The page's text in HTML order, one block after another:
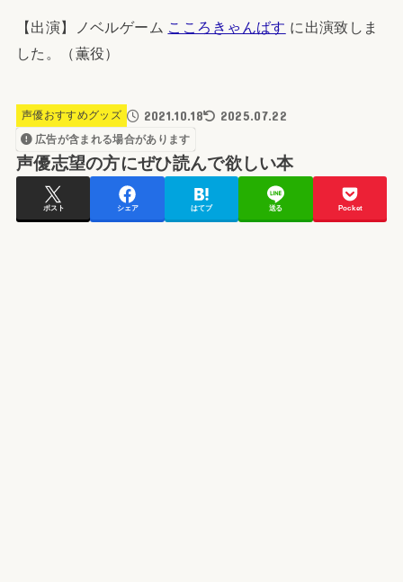
【出演】ノベルゲーム こころきゃんばす に出演致しま
した。（薫役）
声優おすすめグッズ 2021.10.18 2025.07.22
広告が含まれる場合があります
声優志望の方にぜひ読んで欲しい本
ポスト シェア はてブ 送る Pocket